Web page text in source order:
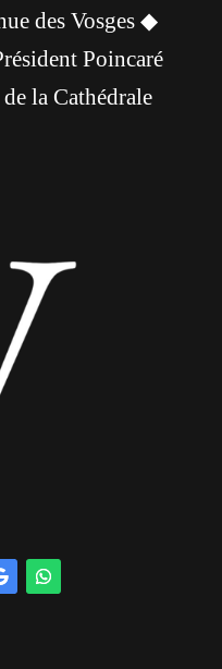
des Vosges ◆
Poincaré
la Cathédrale